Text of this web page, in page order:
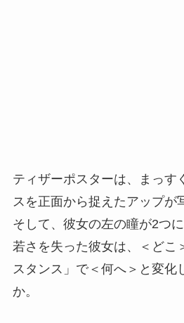
ティザーポスターは、まっす
スを正面から捉えたアップが
そして、彼女の左の瞳が2つ
若さを失った彼女は、＜どこ
スタンス」で＜何へ＞と変化
か。